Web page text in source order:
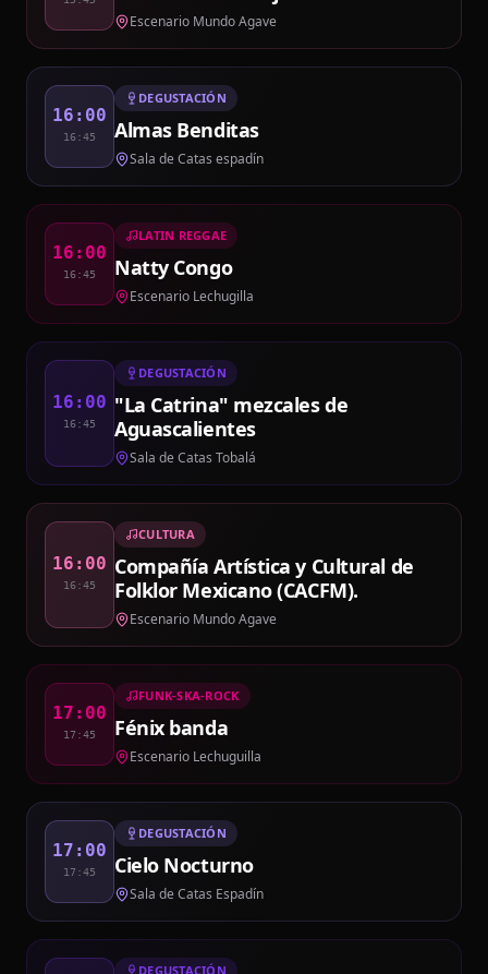
Escenario Mundo Agave
16:00
16:45
DEGUSTACIÓN
Almas Benditas
Sala de Catas espadín
16:00
16:45
LATIN REGGAE
Natty Congo
Escenario Lechugilla
16:00
16:45
DEGUSTACIÓN
"La Catrina" mezcales de
Aguascalientes
Sala de Catas Tobalá
16:00
16:45
CULTURA
Compañía Artística y Cultural de
Folklor Mexicano (CACFM).
Escenario Mundo Agave
17:00
17:45
FUNK-SKA-ROCK
Fénix banda
Escenario Lechuguilla
17:00
17:45
DEGUSTACIÓN
Cielo Nocturno
Sala de Catas Espadín
DEGUSTACIÓN